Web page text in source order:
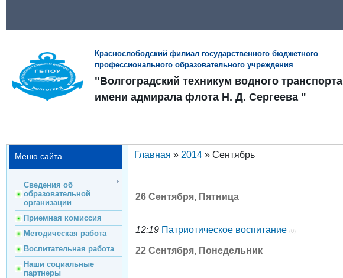
Краснослободский филиал государственного бюджетного
профессионального образовательного учреждения
"Волгоградский техникум водного транспорта
имени адмирала флота Н. Д. Сергеева "
Меню сайта
Сведения об
образовательной
организации
Приемная комиссия
Методическая работа
Воспитательная работа
Наши социальные
партнеры
Главная » 2014 » Сентябрь
26 Сентября, Пятница
12:19 Патриотическое воспитание (0)
22 Сентября, Понедельник